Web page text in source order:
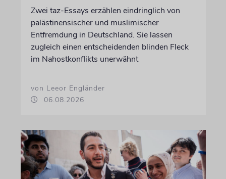
Zwei taz-Essays erzählen eindringlich von
palästinensischer und muslimischer
Entfremdung in Deutschland. Sie lassen
zugleich einen entscheidenden blinden Fleck
im Nahostkonflikts unerwähnt
von Leeor Engländer
06.08.2026